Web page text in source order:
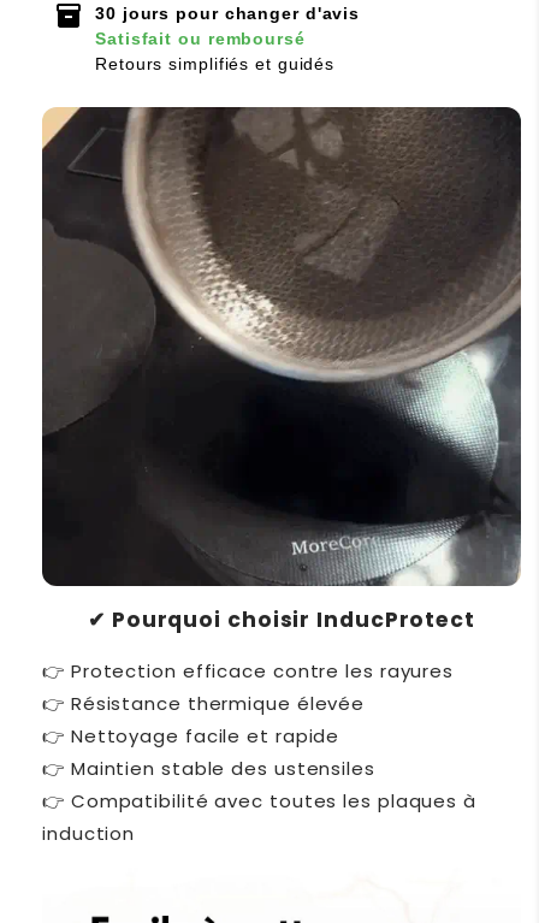
inventory_2
30 jours pour changer d'avis
Satisfait ou remboursé
Retours simplifiés et guidés
✔ Pourquoi choisir InducProtect
👉 Protection efficace contre les rayures
👉 Résistance thermique élevée
👉 Nettoyage facile et rapide
👉 Maintien stable des ustensiles
👉 Compatibilité avec toutes les plaques à
induction